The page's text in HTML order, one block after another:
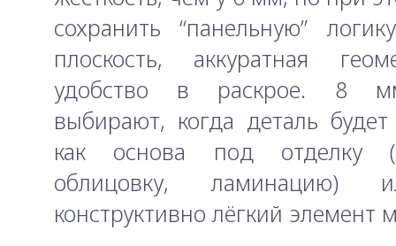
сохранить “панельную”
плоскость, аккуратная
удобство в раскрое. 8
выбирают, когда деталь будет
как основа под отделку
облицовку, ламинацию)
конструктивно лёгкий элемент